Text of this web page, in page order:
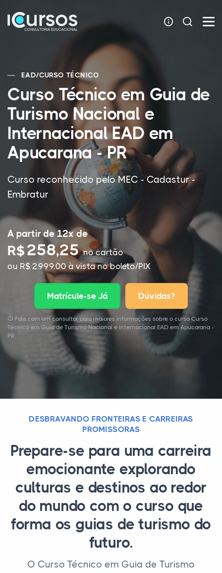
EAD/CURSO TÉCNICO
Curso Técnico em Guia de
Turismo Nacional e
Internacional EAD em
Apucarana - PR
Curso reconhecido pelo MEC - Cadastur -
Embratur
A partir de 12x de
R$258,25no cartão
ou R$ 2.999,00 à vista no boleto/PIX
Matrícule-se Já Dúvidas?
Fale com um consultor para maiores informações sobre o curso Curso
Técnico em Guia de Turismo Nacional e Internacional EAD em Apucarana -
PR.
DESBRAVANDO FRONTEIRAS E CARREIRAS
PROMISSORAS
Prepare-se para uma carreira
emocionante explorando
culturas e destinos ao redor
do mundo com o curso que
forma os guias de turismo do
futuro.
O Curso Técnico em Guia de Turismo